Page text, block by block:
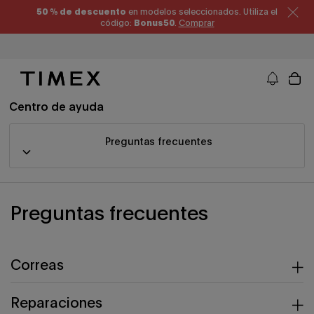
50 % de descuento en modelos seleccionados. Utiliza el
código: Bonus50. Comprar
Timex EE. UU. - Relojes, correas y regalos relacionados con los relojes
Centro de ayuda
Preguntas frecuentes
Preguntas frecuentes
Correas
Reparaciones